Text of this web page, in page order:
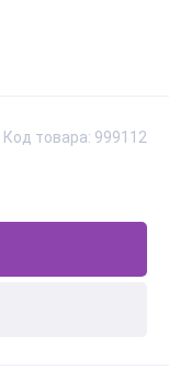
Код товара: 999112